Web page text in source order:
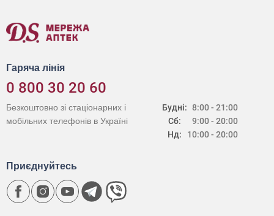
Гаряча лінія
0 800 30 20 60
Будні:
Сб:
Нд:
8:00 - 21:00
9:00 - 20:00
10:00 - 20:00
Безкоштовно зі стаціонарних і
мобільних телефонів в Україні
Приєднуйтесь